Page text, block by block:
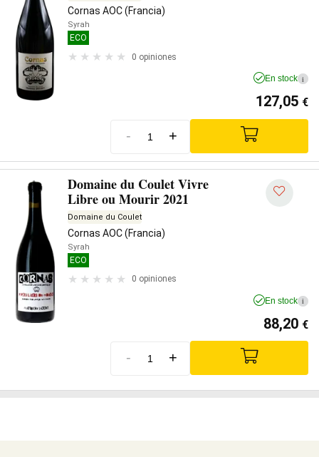
Cornas AOC (Francia)
Syrah
ECO
0 opiniones
En stock i
127,05 €
- +
Domaine du Coulet Vivre
Libre ou Mourir 2021
Domaine du Coulet
Cornas AOC (Francia)
Syrah
ECO
0 opiniones
En stock i
88,20 €
- +